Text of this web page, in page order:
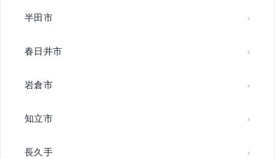
半田市
春日井市
岩倉市
知立市
長久手